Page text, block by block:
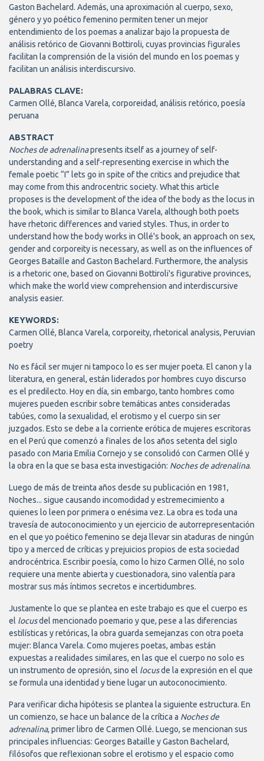
Gaston Bachelard. Además, una aproximación al cuerpo, sexo,
género y yo poético femenino permiten tener un mejor
entendimiento de los poemas a analizar bajo la propuesta de
análisis retórico de Giovanni Bottiroli, cuyas provincias figurales
facilitan la comprensión de la visión del mundo en los poemas y
facilitan un análisis interdiscursivo.
PALABRAS CLAVE:
Carmen Ollé, Blanca Varela, corporeidad, análisis retórico, poesía
peruana
ABSTRACT
Noches de adrenalinapresents itself as a journey of self-
understanding and a self-representing exercise in which the
female poetic “I” lets go in spite of the critics and prejudice that
may come from this androcentric society. What this article
proposes is the development of the idea of the body as the locus in
the book, which is similar to Blanca Varela, although both poets
have rhetoric differences and varied styles. Thus, in order to
understand how the body works in Ollé's book, an approach on sex,
gender and corporeity is necessary, as well as on the influences of
Georges Bataille and Gaston Bachelard. Furthermore, the analysis
is a rhetoric one, based on Giovanni Bottiroli's figurative provinces,
which make the world view comprehension and interdiscursive
analysis easier.
KEYWORDS:
Carmen Ollé, Blanca Varela, corporeity, rhetorical analysis, Peruvian
poetry
No es fácil ser mujer ni tampoco lo es ser mujer poeta. El canon y la
literatura, en general, están liderados por hombres cuyo discurso
es el predilecto. Hoy en día, sin embargo, tanto hombres como
mujeres pueden escribir sobre temáticas antes consideradas
tabúes, como la sexualidad, el erotismo y el cuerpo sin ser
juzgados. Esto se debe a la corriente erótica de mujeres escritoras
en el Perú que comenzó a finales de los años setenta del siglo
pasado con Maria Emilia Cornejo y se consolidó con Carmen Ollé y
la obra en la que se basa esta investigación: Noches de adrenalina.
Luego de más de treinta años desde su publicación en 1981,
Noches... sigue causando incomodidad y estremecimiento a
quienes lo leen por primera o enésima vez. La obra es toda una
travesía de autoconocimiento y un ejercicio de autorrepresentación
en el que yo poético femenino se deja llevar sin ataduras de ningún
tipo y a merced de críticas y prejuicios propios de esta sociedad
androcéntrica. Escribir poesía, como lo hizo Carmen Ollé, no solo
requiere una mente abierta y cuestionadora, sino valentía para
mostrar sus más íntimos secretos e incertidumbres.
Justamente lo que se plantea en este trabajo es que el cuerpo es
el locusdel mencionado poemario y que, pese a las diferencias
estilísticas y retóricas, la obra guarda semejanzas con otra poeta
mujer: Blanca Varela. Como mujeres poetas, ambas están
expuestas a realidades similares, en las que el cuerpo no solo es
un instrumento de opresión, sino el locusde la expresión en el que
se formula una identidad y tiene lugar un autoconocimiento.
Para verificar dicha hipótesis se plantea la siguiente estructura. En
un comienzo, se hace un balance de la crítica a Noches de
adrenalina, primer libro de Carmen Ollé. Luego, se mencionan sus
principales influencias: Georges Bataille y Gaston Bachelard,
filósofos que reflexionan sobre el erotismo y el espacio como